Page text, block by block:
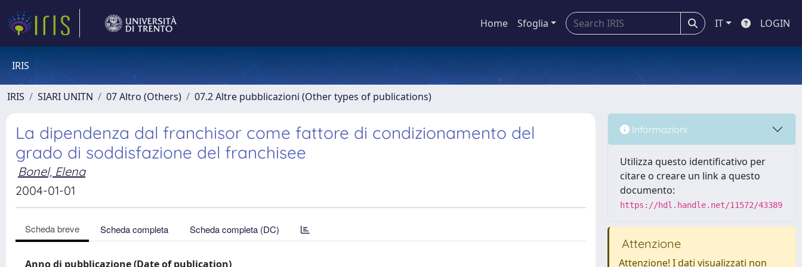
Home Sfoglia IT LOGIN
IRIS
IRIS SIARI UNITN 07 Altro (Others) 07.2 Altre pubblicazioni (Other types of publications)
La dipendenza dal franchisor come fattore di condizionamento del
grado di soddisfazione del franchisee
Bonel, Elena
2004-01-01
Scheda breve Scheda completa Scheda completa (DC)
Anno di pubblicazione (Date of publication)
Informazioni
Utilizza questo identificativo per
citare o creare un link a questo
documento:
https://hdl.handle.net/11572/43389
Attenzione
Attenzione! I dati visualizzati non